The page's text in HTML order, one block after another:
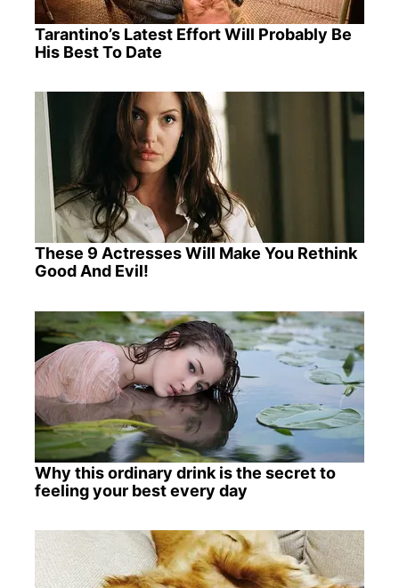
Tarantino’s Latest Effort Will Probably Be
His Best To Date
These 9 Actresses Will Make You Rethink
Good And Evil!
Why this ordinary drink is the secret to
feeling your best every day